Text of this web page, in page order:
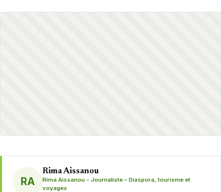
RA
Rima Aissanou
Rima Aissanou - Journaliste – Diaspora, tourisme et
voyages